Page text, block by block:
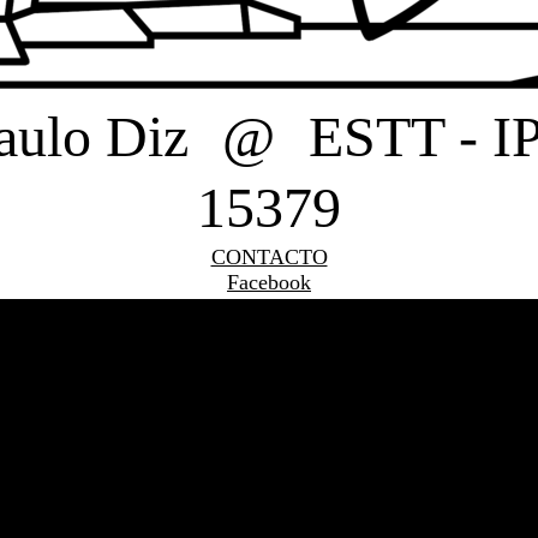
Diz @ ESTT -
15379
CONTACTO
Facebook